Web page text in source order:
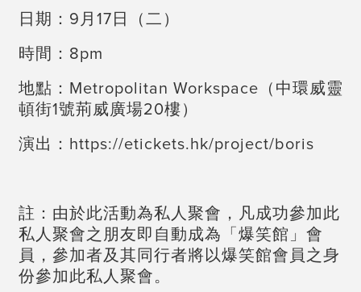
日期：9月17日（二）
時間：8pm
地點：Metropolitan Workspace（中環威靈
頓街1號荊威廣場20樓）
演出：https://etickets.hk/project/boris
註：由於此活動為私人聚會，凡成功參加此
私人聚會之朋友即自動成為「爆笑館」會
員，參加者及其同行者將以爆笑館會員之身
份參加此私人聚會。